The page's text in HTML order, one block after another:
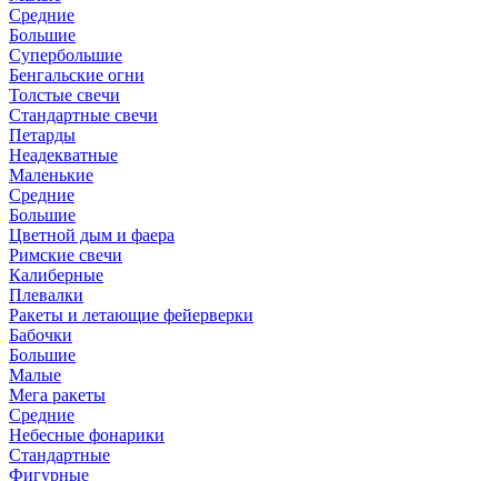
Средние
Большие
Супербольшие
Бенгальские огни
Толстые свечи
Стандартные свечи
Петарды
Неадекватные
Маленькие
Средние
Большие
Цветной дым и фаера
Римские свечи
Калиберные
Плевалки
Ракеты и летающие фейерверки
Бабочки
Большие
Малые
Мега ракеты
Средние
Небесные фонарики
Стандартные
Фигурные